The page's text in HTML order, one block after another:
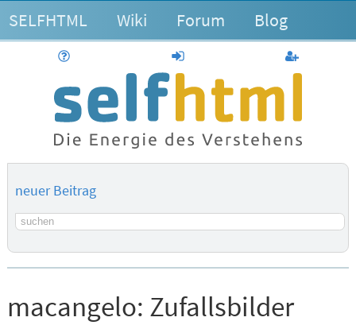
SELFHTML Wiki Forum Blog
anmelden
neuer Beitrag
Suchbegriff
macangelo: Zufallsbilder